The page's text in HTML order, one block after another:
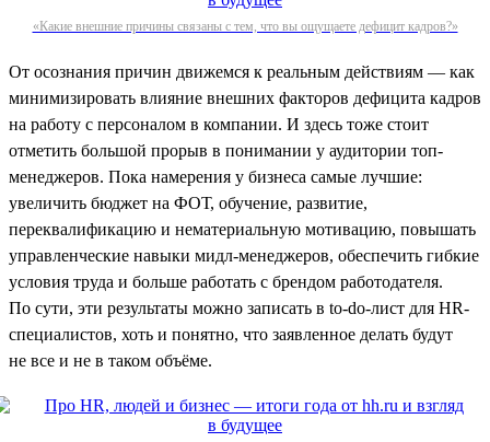
«Какие внешние причины связаны с тем, что вы ощущаете дефицит кадров?»
От осознания причин движемся к реальным действиям — как
минимизировать влияние внешних факторов дефицита кадров
на работу с персоналом в компании. И здесь тоже стоит
отметить большой прорыв в понимании у аудитории топ-
менеджеров. Пока намерения у бизнеса самые лучшие:
увеличить бюджет на ФОТ, обучение, развитие,
переквалификацию и нематериальную мотивацию, повышать
управленческие навыки мидл-менеджеров, обеспечить гибкие
условия труда и больше работать с брендом работодателя.
По сути, эти результаты можно записать в to-do-лист для HR-
специалистов, хоть и понятно, что заявленное делать будут
не все и не в таком объёме.